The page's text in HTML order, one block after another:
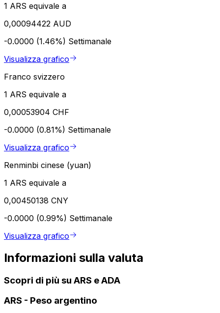
1 ARS equivale a
0,00094422 AUD
-0.0000 (1.46%) Settimanale
Visualizza grafico
Franco svizzero
1 ARS equivale a
0,00053904 CHF
-0.0000 (0.81%) Settimanale
Visualizza grafico
Renminbi cinese (yuan)
1 ARS equivale a
0,00450138 CNY
-0.0000 (0.99%) Settimanale
Visualizza grafico
Informazioni sulla valuta
Scopri di più su ARS e ADA
ARS - Peso argentino